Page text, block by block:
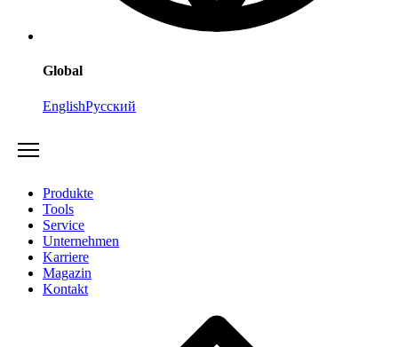
Global
EnglishРусский
Produkte
Tools
Service
Unternehmen
Karriere
Magazin
Kontakt